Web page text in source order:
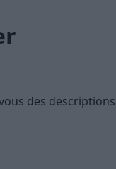
des descriptions